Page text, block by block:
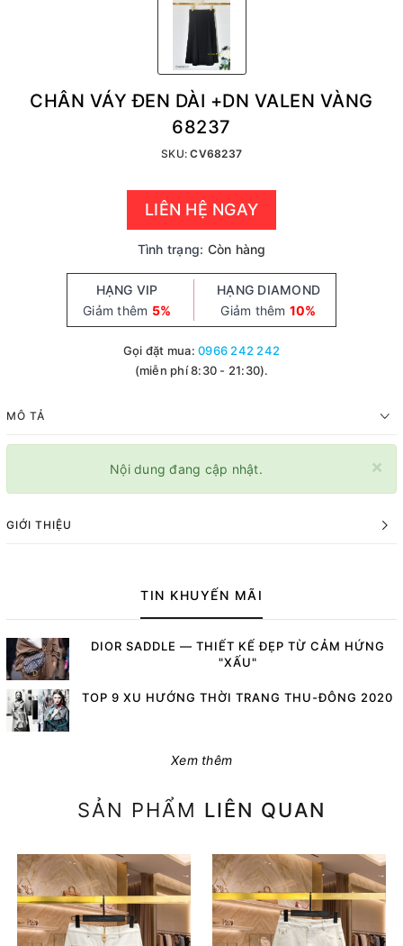
CHÂN VÁY ĐEN DÀI +DN VALEN VÀNG
68237
SKU:CV68237
LIÊN HỆ NGAY
Tình trạng: Còn hàng
HẠNG VIP
Giảm thêm 5%
HẠNG DIAMOND
Giảm thêm 10%
Gọi đặt mua:0966 242 242
(miễn phí 8:30 - 21:30).
MÔ TẢ
×
Nội dung đang cập nhật.
GIỚI THIỆU
TIN KHUYẾN MÃI
DIOR SADDLE — THIẾT KẾ ĐẸP TỪ CẢM HỨNG
"XẤU"
TOP 9 XU HƯỚNG THỜI TRANG THU-ĐÔNG 2020
Xem thêm
SẢN PHẨM LIÊN QUAN